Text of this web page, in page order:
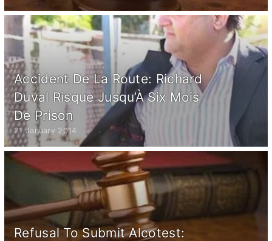
Accident De La Route: Richard
Duval Risque Jusqu’À Six Mois
De Prison
21 January 2014
Refusal To Submit Alcotest: